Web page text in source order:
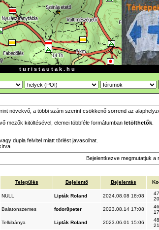
t u r i s t a u t a k . h u
növekvő, a többi szám szerint csökkenő sorrend az
mezők kitöltésével, elemei többféle formátumban letölthetők
dupla felvitel miatt törlést javasolhat.
Bejelentkezve megmutatjuk
Település Bejelentő Bejelentés
NULL Lipták Roland 2024.08.08 18:08
Balatonszemes fodor8peter 2023.08.14 17:08
Telkibánya Lipták Roland 2023.06.01 15:06